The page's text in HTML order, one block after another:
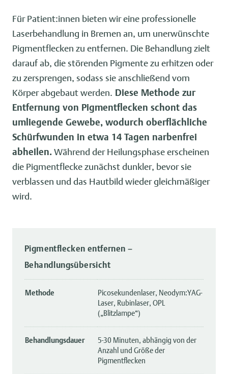
Für Patient:innen bieten wir eine professionelle
Laserbehandlung in Bremen an, um unerwünschte
Pigmentflecken zu entfernen. Die Behandlung zielt
darauf ab, die störenden Pigmente zu erhitzen oder
zu zersprengen, sodass sie anschließend vom
Körper abgebaut werden. Diese Methode zur
Entfernung von Pigmentflecken schont das
umliegende Gewebe, wodurch oberflächliche
Schürfwunden in etwa 14 Tagen narbenfrei
abheilen.Während der Heilungsphase erscheinen
die Pigmentflecke zunächst dunkler, bevor sie
verblassen und das Hautbild wieder gleichmäßiger
wird.
Pigmentflecken entfernen –
Behandlungsübersicht
Methode
Picosekundenlaser, Neodym:YAG-
Laser, Rubinlaser, OPL
(„Blitzlampe“)
Behandlungsdauer
5-30 Minuten, abhängig von der
Anzahl und Größe der
Pigmentflecken